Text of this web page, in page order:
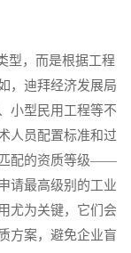
，而是根据工程
，迪拜经济发展局
小型民用工程等不
人员配置标准和过
匹配的资质等级——
请最高级别的工业
尤为关键，它们会
方案，避免企业盲